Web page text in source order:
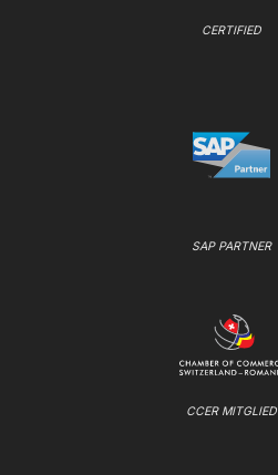
CERTIFIED
SAP PARTNER
CCER MITGLIED